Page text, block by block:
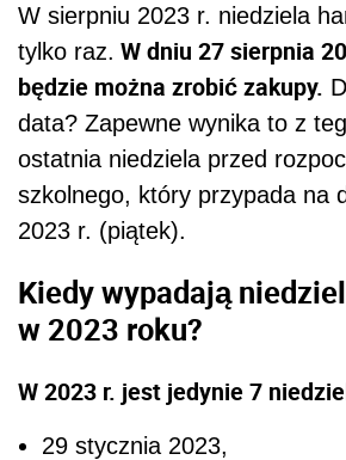
W sierpniu 2023 r. niedziela
tylko raz. W dniu 27 sierpnia
będzie można zrobić zakupy.
data? Zapewne wynika to z
ostatnia niedziela przed
szkolnego, który przypada na
2023 r. (piątek).
Kiedy wypadają
w 2023 roku?
W 2023 r. jest jedynie 7
29 stycznia 2023,